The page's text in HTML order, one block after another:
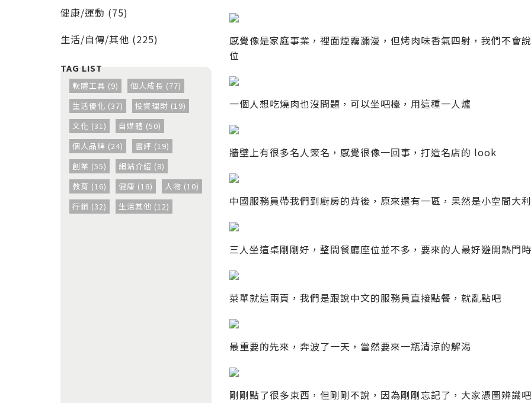
健康/運動 (75)
生活/自傳/其他 (225)
軟體工具 (9)
個人成長 (77)
生活優化 (37)
投資理財 (19)
文化 (31)
自媒體 (50)
個人品牌 (24)
書評 (19)
創業 (55)
網站介紹 (8)
教育 (16)
健康 (18)
人物 (10)
行銷 (32)
生活其他 (12)
感覺像是家庭事業，裡面煙霧瀰漫，但烤肉味香氣四射，我們不會
位
一個人想吃燒肉也沒問題，可以坐吧檯，用這種一人爐
牆壁上有很多名人簽名，感覺很像一回事，打造名店的 look
中國服務員帶我們到廚房的背後，原來還有一區，果然是小空間大
三人坐這桌剛剛好，整間餐廳座位並不多，要來的人最好避開熱門
菜單就這兩頁，我們是跟說中文的服務員直接點餐，就亂點吧
最重要的先來，奔波了一天，當然要來一瓶清涼的解渴
剛剛點了很多東西，但剛剛不說，因為剛剛忘記了，大家憑圖辨識吧